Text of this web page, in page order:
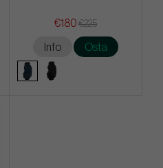
€180 €225
Info Osta